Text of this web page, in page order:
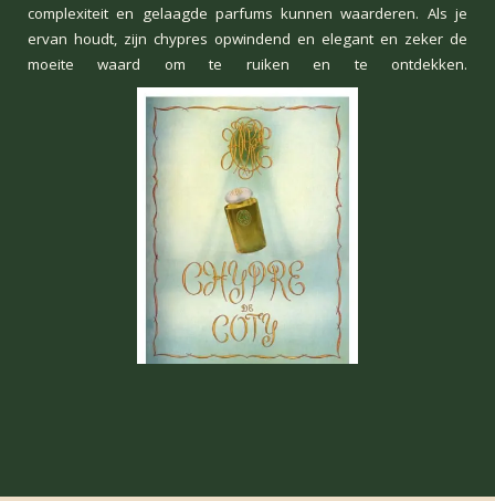
complexiteit en gelaagde parfums kunnen waarderen. Als je
ervan houdt, zijn chypres opwindend en elegant en zeker de
moeite waard om te ruiken en te ontdekken.